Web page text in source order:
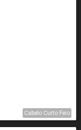
Cabelo Curto Feio